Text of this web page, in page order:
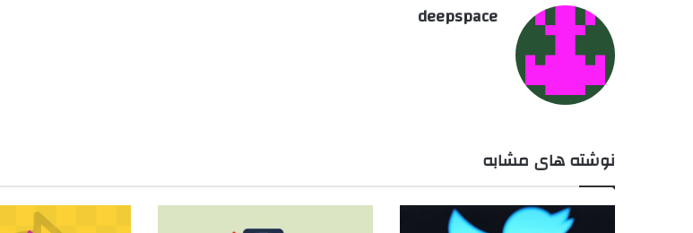
deepspace
نوشته های مشابه